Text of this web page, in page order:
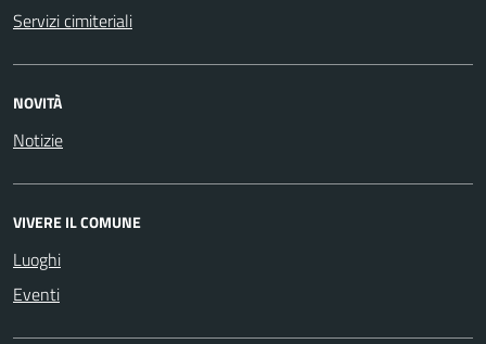
Servizi cimiteriali
NOVITÀ
Notizie
VIVERE IL COMUNE
Luoghi
Eventi